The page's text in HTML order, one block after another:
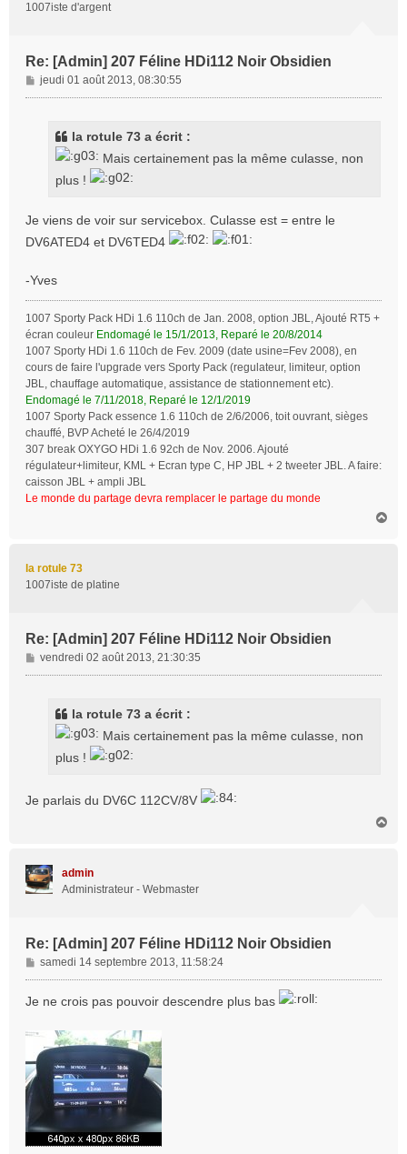
1007iste d'argent
Re: [Admin] 207 Féline HDi112 Noir Obsidien
M
e
jeudi 01 août 2013, 08:30:55
la rotule 73 a écrit :
Mais certainement pas la même culasse, non
plus !
Je viens de voir sur servicebox. Culasse est = entre le
DV6ATED4 et DV6TED4
-Yves
1007 Sporty Pack HDi 1.6 110ch de Jan. 2008, option JBL, Ajouté RT5 +
écran couleur Endomagé le 15/1/2013, Reparé le 20/8/2014
1007 Sporty HDi 1.6 110ch de Fev. 2009 (date usine=Fev 2008), en
cours de faire l'upgrade vers Sporty Pack (regulateur, limiteur, option
JBL, chauffage automatique, assistance de stationnement etc).
Endomagé le 7/11/2018, Reparé le 12/1/2019
1007 Sporty Pack essence 1.6 110ch de 2/6/2006, toit ouvrant, sièges
chauffé, BVP Acheté le 26/4/2019
307 break OXYGO HDi 1.6 92ch de Nov. 2006. Ajouté
régulateur+limiteur, KML + Ecran type C, HP JBL + 2 tweeter JBL. A faire:
caisson JBL + ampli JBL
Le monde du partage devra remplacer le partage du monde
la rotule 73
1007iste de platine
Re: [Admin] 207 Féline HDi112 Noir Obsidien
M
e
vendredi 02 août 2013, 21:30:35
la rotule 73 a écrit :
Mais certainement pas la même culasse, non
plus !
Je parlais du DV6C 112CV/8V
admin
Administrateur - Webmaster
Re: [Admin] 207 Féline HDi112 Noir Obsidien
M
e
e
samedi 14 septembre 2013, 11:58:24
Je ne crois pas pouvoir descendre plus bas